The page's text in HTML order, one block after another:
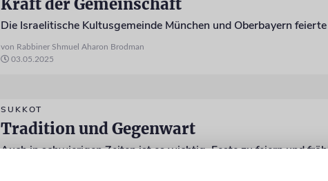
Kraft der Gemeinschaft
von Rabbiner Shmuel Aharon Brodman
03.05.2025
SUKKOT
Tradition und Gegenwart
Auch in schwierigen Zeiten ist es wichtig, Feste zu feiern und